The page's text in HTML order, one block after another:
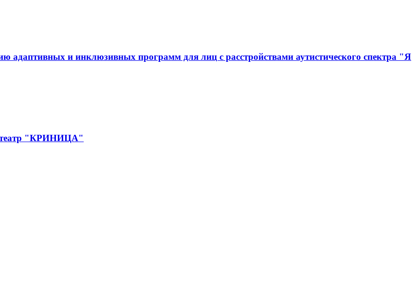
адаптивных и инклюзивных программ для лиц с расстройствами аутистического спектра "Я
театр "КРИНИЦА"